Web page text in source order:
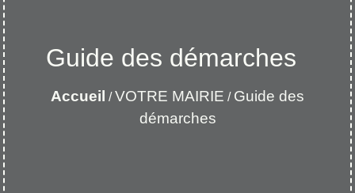
Guide des démarches
Accueil /VOTRE MAIRIE / Guide des
démarches